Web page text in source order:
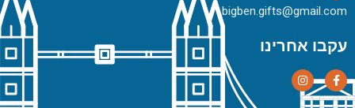
bigben.gifts@gmail.com
עקבו אחרינו